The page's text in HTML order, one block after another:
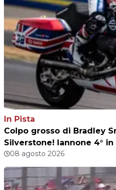
In Pista
Colpo grosso di Bradley
Silverstone! Iannone 4° in
08 agosto 2026